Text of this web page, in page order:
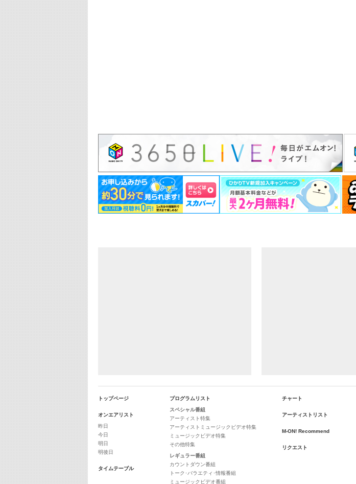
トップページ
オンエアリスト
昨日
今日
明日
明後日
タイムテーブル
プログラムリスト
スペシャル番組
アーティスト特集
アーティストミュージックビデオ特集
ミュージックビデオ特集
その他特集
レギュラー番組
カウントダウン番組
トーク･バラエティ･情報番組
ミュージックビデオ番組
チャート
アーティストリスト
M-ON! Recommend
リクエスト